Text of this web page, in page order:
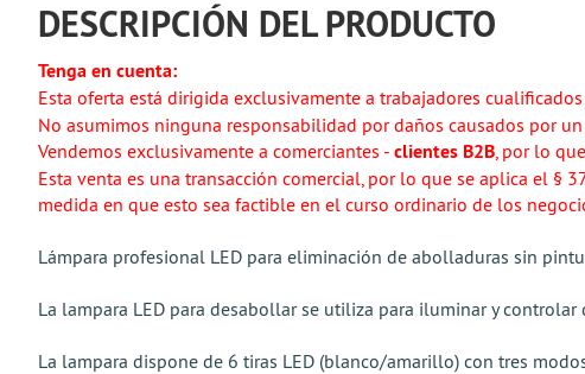
DESCRIPCIÓN DEL PRODUCTO
Tenga en cuenta:
Esta oferta está dirigida exclusivamente a trabajadores cualificados
No asumimos ninguna responsabilidad por daños causados por
Vendemos exclusivamente a comerciantes - clientes B2B, por lo
Esta venta es una transacción comercial, por lo que se aplica el §
medida en que esto sea factible en el curso ordinario de los
Lámpara profesional LED para eliminación de abolladuras sin
La lampara LED para desabollar se utiliza para iluminar y controlar
La lampara dispone de 6 tiras LED (blanco/amarillo) con tres